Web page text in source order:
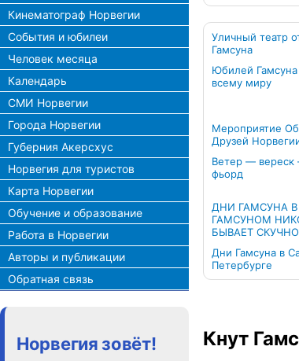
Кинематограф Норвегии
События и юбилеи
Человек месяца
Календарь
СМИ Норвегии
Города Норвегии
Губерния Акерсхус
Норвегия для туристов
Карта Норвегии
Обучение и образование
Работа в Норвегии
Авторы и публикации
Обратная связь
Норвегия зовёт!
Уличный театр
Гамсуна
Юбилей
всему миру
Мероприятие
Друзей
Ветер —
фьорд
ДНИ ГАМСУНА
ГАМСУНОМ
БЫВАЕТ
Дни Гамсуна в
Петербурге
Кнут